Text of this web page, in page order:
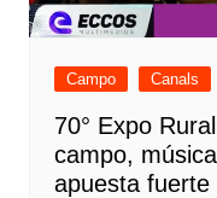
Campo Canals
70° Expo
campo,
apuesta fuerte